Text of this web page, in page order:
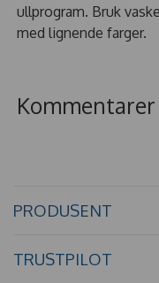
ullprogram. Bruk
med lignende farger.
Kommentarer
PRODUSENT
TRUSTPILOT